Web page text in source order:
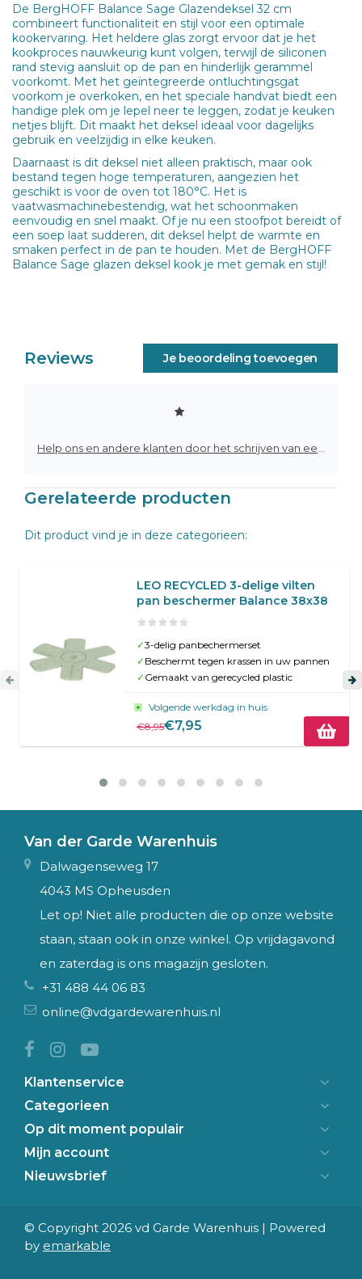
De BergHOFF Balance Sage Glazendeksel 32 cm
combineert functionaliteit en stijl voor een optimale
kookervaring. Het heldere glas zorgt ervoor dat je het
kookproces nauwkeurig kunt volgen, terwijl de siliconen
rand stevig aansluit op de pan en hinderlijk gerammel
voorkomt. Met het geïntegreerde ontluchtingsgat
voorkom je overkoken, en het speciale handvat biedt een
handige plek om je lepel neer te leggen, zodat je keuken
netjes blijft. Dit maakt het deksel ideaal voor dagelijks
gebruik en veelzijdig in elke keuken.
Daarnaast is dit deksel niet alleen praktisch, maar ook
bestand tegen hoge temperaturen, aangezien het
geschikt is voor de oven tot 180°C. Het is
vaatwasmachinebestendig, wat het schoonmaken
eenvoudig en snel maakt. Of je nu een stoofpot bereidt of
een soep laat sudderen, dit deksel helpt de warmte en
smaken perfect in de pan te houden. Met de BergHOFF
Balance Sage glazen deksel kook je met gemak en stijl!
Reviews Je beoordeling toevoegen
Gerelateerde producten
Dit product vind je in deze categorieen:
LEO RECYCLED 3-delige vilten
pan beschermer Balance 38x38
✓3-delig panbechermerset
✓ Beschermt tegen krassen in uw pannen
✓ Gemaakt van gerecycled plastic
Volgende werkdag in huis
€8,95€7,95
Van der Garde Warenhuis
Dalwagenseweg 17
4043 MS Opheusden
Let op! Niet alle producten die op onze website
staan, staan ook in onze winkel. Op vrijdagavond
en zaterdag is ons magazijn gesloten.
+31 488 44 06 83
online@vdgardewarenhuis.nl
Klantenservice
Categorieen
Op dit moment populair
Mijn account
Nieuwsbrief
© Copyright 2026 vd Garde Warenhuis | Powered
by emarkable